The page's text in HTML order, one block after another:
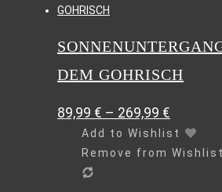
werden
Produkt
mehrere
auf.
Optionen
können
Produktseite
DEM GOHRISCH
89,99 € – 269,99 €
Add to Wishlist
Remove from Wishlist